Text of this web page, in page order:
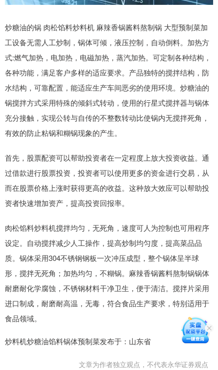
炒糖油的锅 肉松馅料炒料机 麻辣香锅酱料熬制锅 大型预制菜加
工设备无需人工炒制，锅体可倾，液压控制，自动倒料。加热方
式:燃气加热，电加热，电磁加热，蒸汽加热。可定制各种结构，
各种功能，满足客户多样的适应要求。产品独特的搅拌结构，防
水结构，可靠配置，能适应生产车间恶劣的使用环境。炒糖油的
锅搅拌方式采用特殊的倾斜式转动，使用的行星式搅拌器与锅体
充分接触，实现公转与自传的不整数转动比使锅内无搅拌死角，
有效的防止粘锅和糊锅现象的产生。
首先，股票配资可以帮助投资者在一定程度上放大投资收益。通
过借款进行股票投资，投资者可以使用更多的资金进行交易，从
而在股票价格上涨时获得更高的收益。这种放大效应可以帮助投
资者快速增加资产，提高投资回报率。
肉松馅料炒料机搅拌均匀，无死角，速度可人为控制也可用程序
设定。自动搅拌减少人工操作，提高炒制均匀度，提高菜品品
质。锅体采用304不锈钢钢板一次冲压成型，整个锅体呈半球
形，搅拌无死角；加热均匀，不糊锅。麻辣香锅酱料熬制锅锅体
耐磨耐化学腐蚀，不锈钢材料干净卫生，便于清洁。搅拌片采用
进口制成，耐磨耐高温，无毒，符合食品生产要求，特别适用于
食品领域。
炒料机炒糖油馅料锅体预制菜发布于：山东省
文章为作者独立观点，不代表永华证券观点